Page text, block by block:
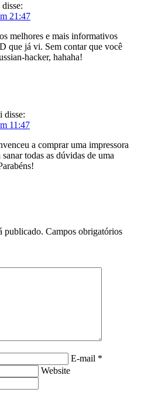
disse:
21:47
melhores e mais informativos
que já vi. Sem contar que você
hacker, hahaha!
disse:
11:47
a comprar uma impressora
todas as dúvidas de uma
publicado. Campos obrigatórios
E-mail *
Website